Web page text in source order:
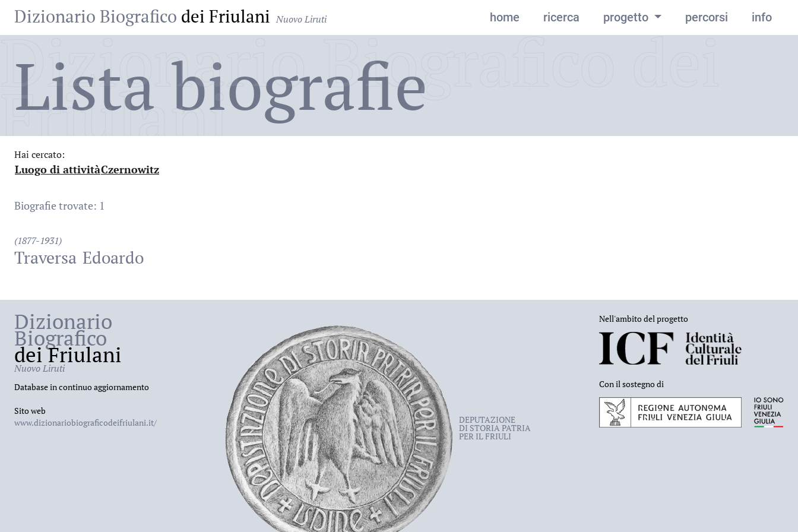
Dizionario Biografico dei Friulani Nuovo Liruti home ricerca progetto percorsi info
Dizionario Biografico dei
Friulani
Lista biografie
Hai cercato:
Luogo di attività
:Czernowitz
Biografie trovate: 1
(1877-1931)
Traversa Edoardo
Dizionario
Biografico
dei Friulani
Nuovo Liruti
Database in continuo aggiornamento
Sito web
www.dizionariobiograficodeifriulani.it/
DEPUTAZIONE
DI STORIA PATRIA
PER IL FRIULI
Nell'ambito del progetto
Con il sostegno di